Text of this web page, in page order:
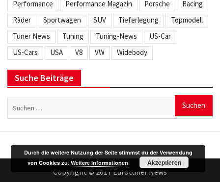
Performance
Performance Magazin Porsche
Racing
Räder
Sportwagen SUV Tieferlegung
Topmodell
Tuner News
Tuning Tuning-News
US-Car
US-Cars
USA V8 VW Widebody
Suche Beiträge
Suchen
nach:
Copyright © 2017 Eurotuner News
Durch die weitere Nutzung der Seite stimmst du der Verwendung
von Cookies zu.Weitere Informationen Akzeptieren